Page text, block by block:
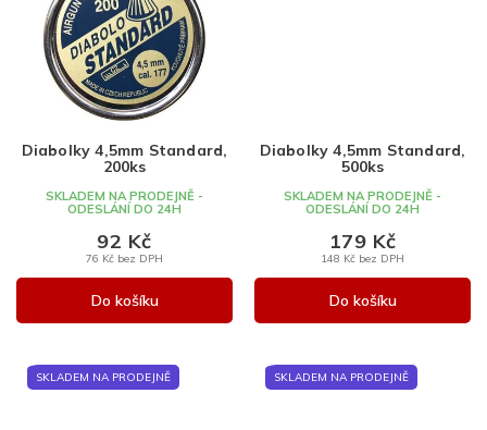
Diabolky 4,5mm Standard,
200ks
SKLADEM NA PRODEJNĚ -
ODESLÁNÍ DO 24H
76 Kč bez DPH
92 Kč
Do košíku
Diabolky 4,5mm Standard,
500ks
SKLADEM NA PRODEJNĚ -
ODESLÁNÍ DO 24H
148 Kč bez DPH
179 Kč
Do košíku
SKLADEM NA PRODEJNĚ SKLADEM NA PRODEJNĚ